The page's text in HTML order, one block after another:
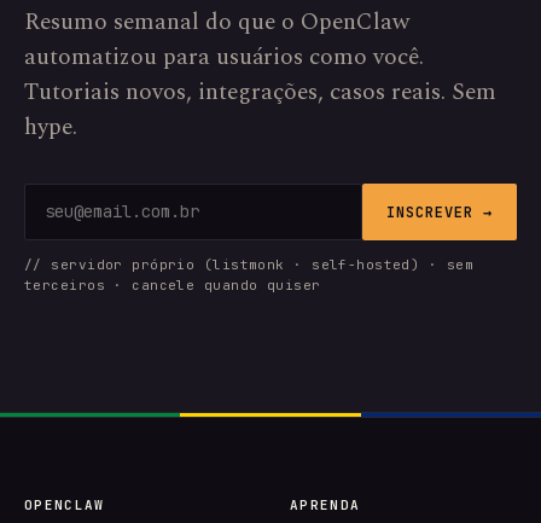
Resumo semanal do que o OpenClaw
automatizou para usuários como você.
Tutoriais novos, integrações, casos reais. Sem
hype.
INSCREVER →
// servidor próprio (listmonk · self-hosted) · sem
terceiros · cancele quando quiser
OPENCLAW APRENDA